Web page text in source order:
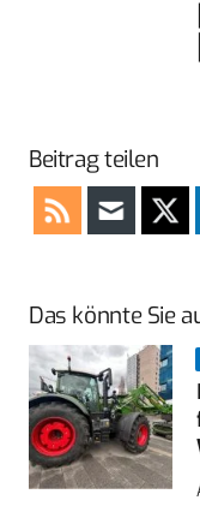
Beitrag teilen
Das könnte Sie